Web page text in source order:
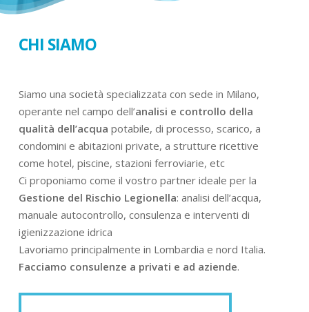
CHI SIAMO
Siamo una società specializzata con sede in Milano,
operante nel campo dell’analisi e controllo della
qualità dell’acqua potabile, di processo, scarico, a
condomini e abitazioni private, a strutture ricettive
come hotel, piscine, stazioni ferroviarie, etc
Ci proponiamo come il vostro partner ideale per la
Gestione del Rischio Legionella: analisi dell’acqua,
manuale autocontrollo, consulenza e interventi di
igienizzazione idrica
Lavoriamo principalmente in Lombardia e nord Italia.
Facciamo consulenze a privati e ad aziende.